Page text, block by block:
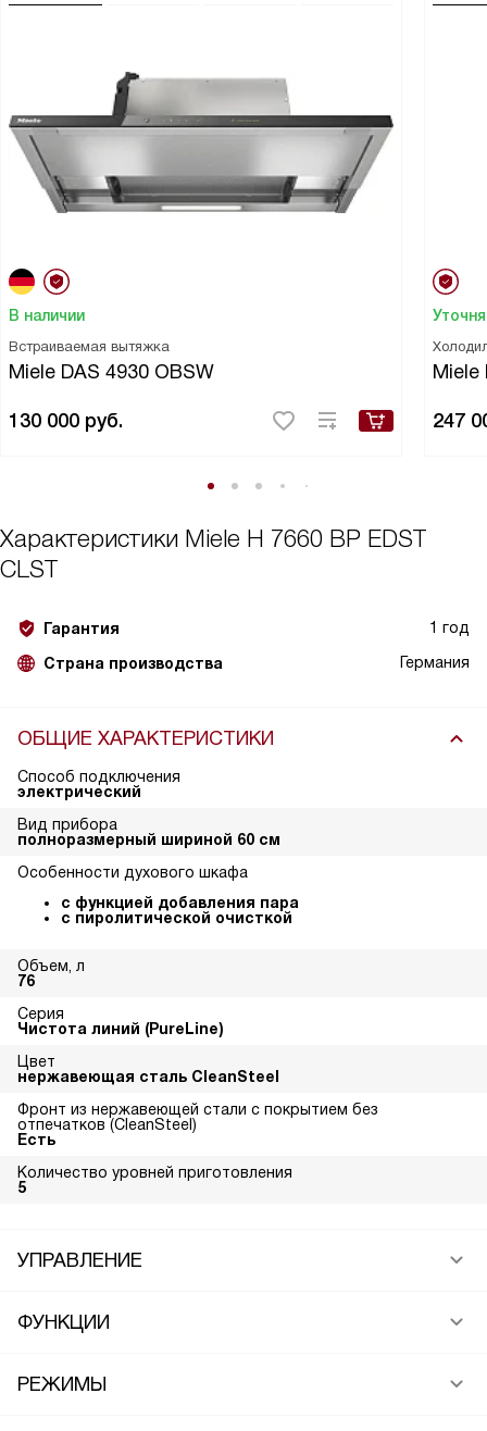
В наличии
Встраиваемая вытяжка
Miele DAS 4930 OBSW
130 000 руб.
Miele
247
Характеристики Miele H 7660 BP EDST
CLST
Гарантия 1 год
Страна производства Германия
ОБЩИЕ ХАРАКТЕРИСТИКИ
Способ подключения
электрический
Вид прибора
полноразмерный шириной 60 см
Особенности духового шкафа
с функцией добавления пара
с пиролитической очисткой
Объем, л
76
Серия
Чистота линий (PureLine)
Цвет
нержавеющая сталь CleanSteel
Фронт из нержавеющей стали с покрытием без
отпечатков (CleanSteel)
Есть
Количество уровней приготовления
5
УПРАВЛЕНИЕ
ФУНКЦИИ
РЕЖИМЫ